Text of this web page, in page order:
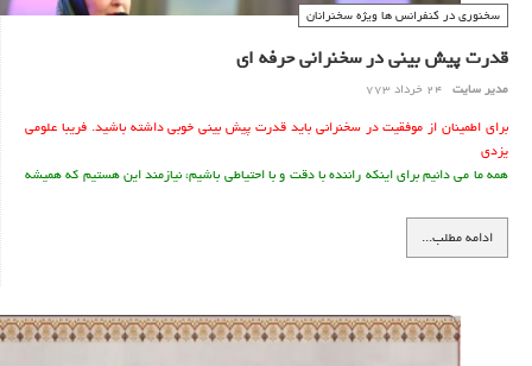
سخنوری در کنفرانس ها ويژه سخنرانان
قدرت پيش بينی در سخنرانی حرفه ای
مدیر سایت 24 خرداد 773
برای اطمينان از موفقيت در سخنرانی بايد قدرت پيش بينی خوبی داشته باشيد. فریبا علومی
یزدی
همه ما می دانيم برای اينکه راننده با دقت و با احتياطی باشيم، نيازمند اين هستيم که هميشه
پيش بينی يک مشکل ترافيکی را داشته باشيم. اگر می خواهيم از تقاطعی عبور کنيم، قبل از
رسيدن به تقاطع خوب دقت می کنيم تا عابر پياده و يا وسيله نقليه ديگری وارد نشود. همين
ادامه مطلب...